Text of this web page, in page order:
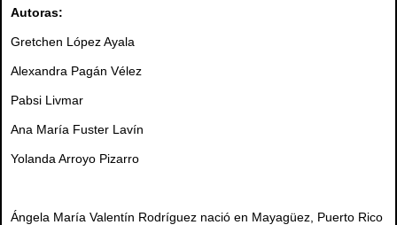
Autoras:
Gretchen López Ayala
Alexandra Pagán Vélez
Pabsi Livmar
Ana María Fuster Lavín
Yolanda Arroyo Pizarro
Ángela María Valentín Rodríguez nació en Mayagüez, Puerto Rico